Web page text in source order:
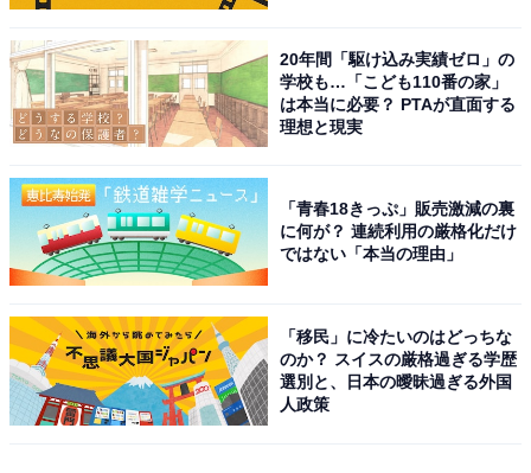
電波妨害が少ないオール木製（画像は1段タイプ）
20年間「駆け込み実績ゼロ」の
学校も…「こども110番の家」
は本当に必要？ PTAが直面する
理想と現実
「青春18きっぷ」販売激減の裏
に何が？ 連続利用の厳格化だけ
ではない「本当の理由」
「移民」に冷たいのはどっちな
のか？ スイスの厳格過ぎる学歴
選別と、日本の曖昧過ぎる外国
人政策